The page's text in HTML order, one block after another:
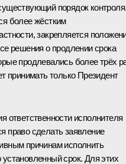
порядок
более жёстким
закрепляется
решения о продлении срока
продлевались более трёх
принимать только Президент
ответственности исполнителя
право сделать заявление
причинам исполнить
срок. Для этих